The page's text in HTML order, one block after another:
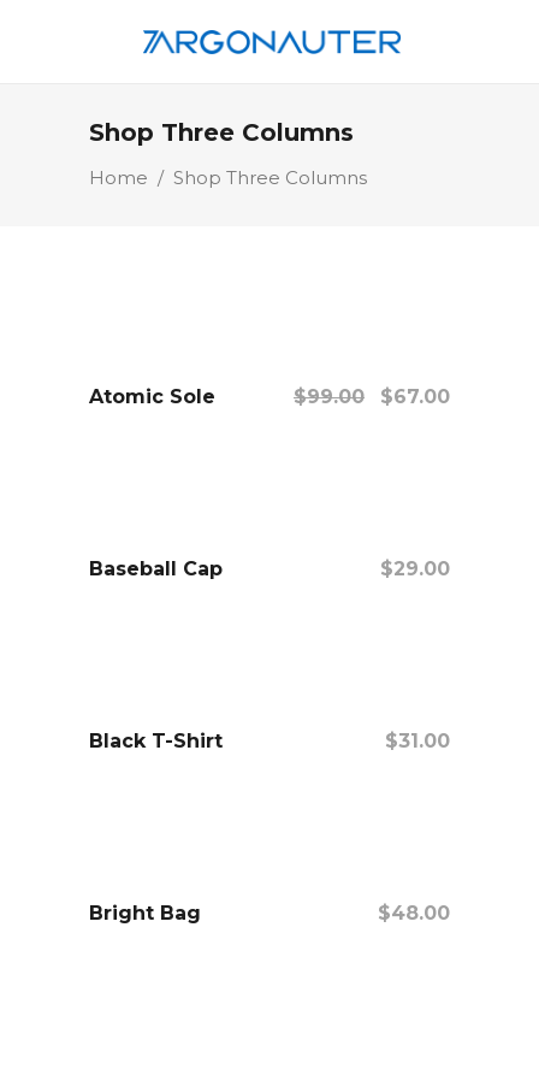
Shop Three Columns
Home / Shop Three Columns
Atomic Sole $99.00 $67.00
Baseball Cap $29.00
Black T-Shirt $31.00
Bright Bag $48.00